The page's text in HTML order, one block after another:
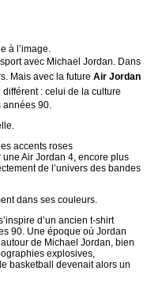
à l’image.
sport avec Michael Jordan. Dans
Mais avec la future Air Jordan
différent : celui de la culture
90.
accents roses
Air Jordan 4, encore plus
de l’univers des bandes
dans ses couleurs.
d’un ancien t-shirt
90. Une époque où Jordan
de Michael Jordan, bien
explosives,
basketball devenait alors un